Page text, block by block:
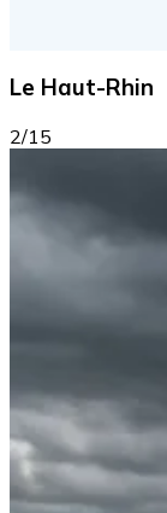
Le Haut-Rhin
2/15